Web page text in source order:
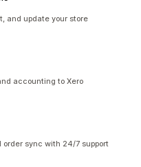
and update your store
accounting to Xero
order sync with 24/7 support